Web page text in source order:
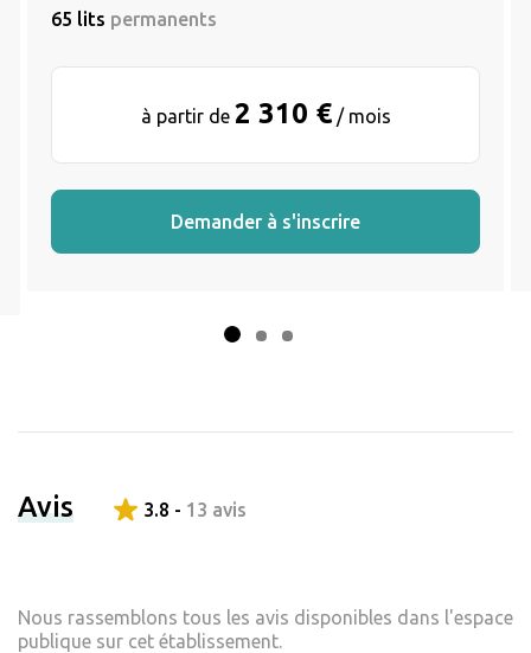
65 lits permanents
à partir de 2 310 €/ mois
Demander à s'inscrire
Avis 3.8 - 13 avis
Nous rassemblons tous les avis disponibles dans l'espace
publique sur cet établissement.